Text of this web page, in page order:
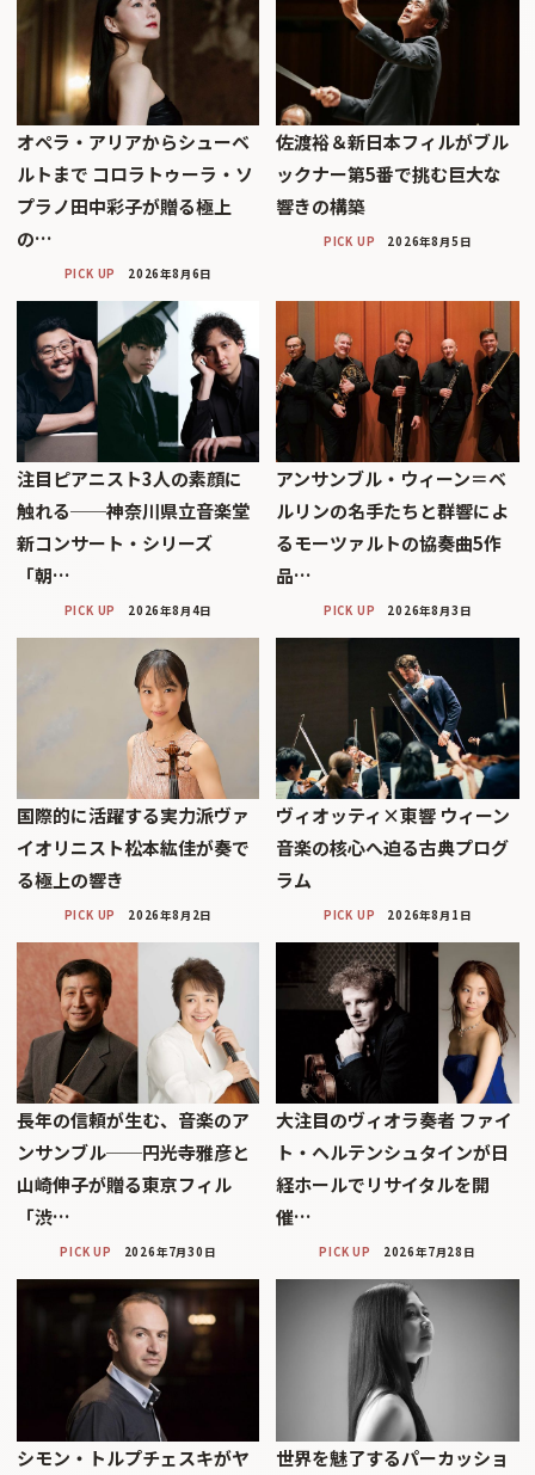
オペラ・アリアからシューベ
ルトまで コロラトゥーラ・ソ
プラノ田中彩子が贈る極上
の…
PICK UP 2026年8月6日
佐渡裕＆新日本フィルがブル
ックナー第5番で挑む巨大な
響きの構築
PICK UP 2026年8月5日
注目ピアニスト3人の素顔に
触れる──神奈川県立音楽堂
新コンサート・シリーズ
「朝…
PICK UP 2026年8月4日
アンサンブル・ウィーン＝ベ
ルリンの名手たちと群響によ
るモーツァルトの協奏曲5作
品…
PICK UP 2026年8月3日
国際的に活躍する実力派ヴァ
イオリニスト松本紘佳が奏で
る極上の響き
PICK UP 2026年8月2日
ヴィオッティ×東響 ウィーン
音楽の核心へ迫る古典プログ
ラム
PICK UP 2026年8月1日
長年の信頼が生む、音楽のア
ンサンブル──円光寺雅彦と
山崎伸子が贈る東京フィル
「渋…
PICK UP 2026年7月30日
大注目のヴィオラ奏者 ファイ
ト・ヘルテンシュタインが日
経ホールでリサイタルを開
催…
PICK UP 2026年7月28日
シモン・トルプチェスキがヤ
世界を魅了するパーカッショ